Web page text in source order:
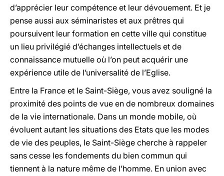
d’apprécier leur compétence et leur dévouement. Et je
pense aussi aux séminaristes et aux prêtres qui
poursuivent leur formation en cette ville qui constitue
un lieu privilégié d’échanges intellectuels et de
connaissance mutuelle où l’on peut acquérir une
expérience utile de l’universalité de l’Eglise.
Entre la France et le Saint-Siège, vous avez souligné la
proximité des points de vue en de nombreux domaines
de la vie internationale. Dans un monde mobile, où
évoluent autant les situations des Etats que les modes
de vie des peuples, le Saint-Siège cherche à rappeler
sans cesse les fondements du bien commun qui
tiennent à la nature même de l’homme. En union avec